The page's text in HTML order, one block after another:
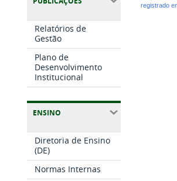
Relatórios de
Gestão
Plano de
Desenvolvimento
Institucional
ENSINO
Diretoria de Ensino
(DE)
Normas Internas
registrado